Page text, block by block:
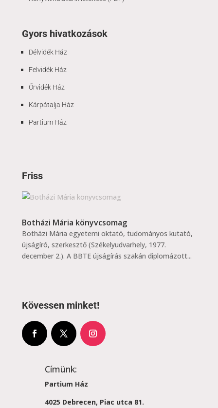
Gyors hivatkozások
Délvidék Ház
Felvidék Ház
Őrvidék Ház
Kárpátalja Ház
Partium Ház
Friss
Botházi Mária könyvcsomag
Botházi Mária egyetemi oktató, tudományos kutató,
újságíró, szerkesztő (Székelyudvarhely, 1977.
december 2.). A BBTE újságírás szakán diplomázott...
Kövessen minket!
Címünk:
Partium Ház
4025 Debrecen, Piac utca 81.